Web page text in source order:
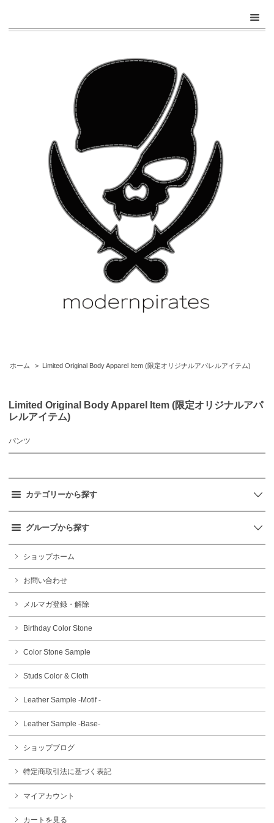
ホーム > Limited Original Body Apparel Item (限定オリジナルアパレルアイテム)
Limited Original Body Apparel Item (限定オリジナルアパ
レルアイテム)
パンツ
カテゴリーから探す
グループから探す
ショップホーム
お問い合わせ
メルマガ登録・解除
Birthday Color Stone
Color Stone Sample
Studs Color & Cloth
Leather Sample -Motif -
Leather Sample -Base-
ショップブログ
特定商取引法に基づく表記
マイアカウント
カートを見る